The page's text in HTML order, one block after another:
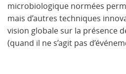
microbiologique normées
mais d’autres techniques
vision globale sur la présence
(quand il ne s’agit pas